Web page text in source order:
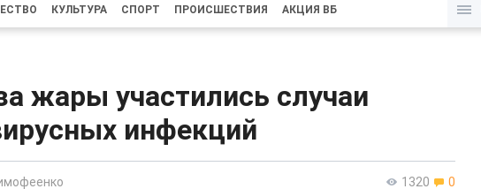
КУЛЬТУРА СПОРТ ПРОИСШЕСТВИЯ АКЦИЯ ВБ
жары участились случаи
инфекций
1320 0